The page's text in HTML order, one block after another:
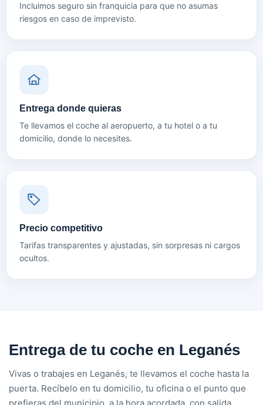
Incluimos seguro sin franquicia para que no asumas
riesgos en caso de imprevisto.
Entrega donde quieras
Te llevamos el coche al aeropuerto, a tu hotel o a tu
domicilio, donde lo necesites.
Precio competitivo
Tarifas transparentes y ajustadas, sin sorpresas ni cargos
ocultos.
Entrega de tu coche en Leganés
Vivas o trabajes en Leganés, te llevamos el coche hasta la
puerta. Recíbelo en tu domicilio, tu oficina o el punto que